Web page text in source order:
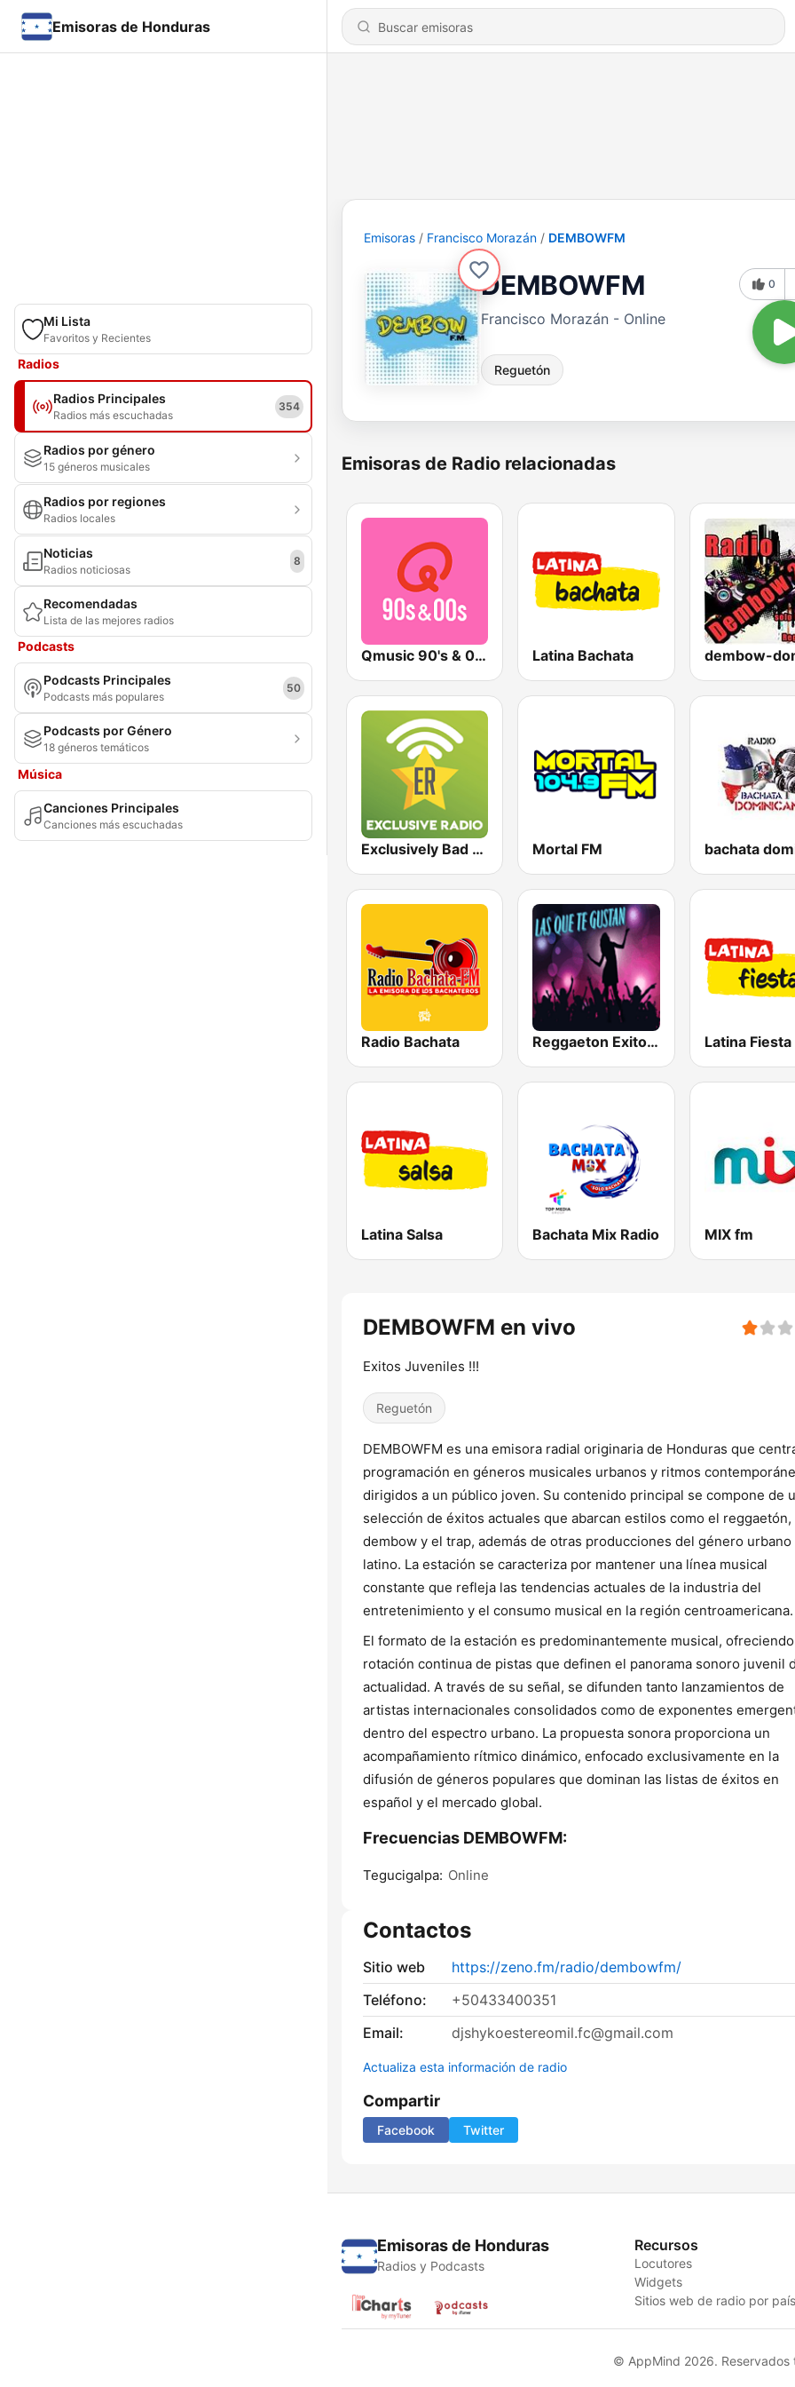
Emisoras de Honduras
Mi Lista
Favoritos y Recientes
Radios
Radios Principales
Radios más escuchadas
354
Radios por género
15 géneros musicales
Radios por regiones
Radios locales
Noticias
Radios noticiosas
8
Recomendadas
Lista de las mejores radios
Podcasts
Podcasts Principales
Podcasts más populares
50
Podcasts por Género
18 géneros temáticos
Música
Canciones Principales
Canciones más escuchadas
Emisoras Francisco Morazán DEMBOWFM
DEMBOWFM
Francisco Morazán - Online
Reguetón
0
Emisoras de Radio relacionadas
Qmusic 90's & 00's Latina Bachata
Exclusively Bad Bunny Mortal FM
Radio Bachata Reggaeton Exitos de Hoy Latina Fiesta
Latina Salsa Bachata Mix Radio MIX fm
DEMBOWFM en vivo
Exitos Juveniles !!!
Reguetón
DEMBOWFM es una emisora radial originaria de Honduras que
programación en géneros musicales urbanos y ritmos
dirigidos a un público joven. Su contenido principal se compone de
selección de éxitos actuales que abarcan estilos como el reggaetón,
dembow y el trap, además de otras producciones del género urbano
latino. La estación se caracteriza por mantener una línea musical
constante que refleja las tendencias actuales de la industria del
entretenimiento y el consumo musical en la región centroamericana.
El formato de la estación es predominantemente musical,
rotación continua de pistas que definen el panorama sonoro juvenil
actualidad. A través de su señal, se difunden tanto lanzamientos de
artistas internacionales consolidados como de exponentes
dentro del espectro urbano. La propuesta sonora proporciona un
acompañamiento rítmico dinámico, enfocado exclusivamente en la
difusión de géneros populares que dominan las listas de éxitos en
español y el mercado global.
Frecuencias DEMBOWFM:
Tegucigalpa: Online
Contactos
Sitio web
https://zeno.fm/radio/dembowfm/
Teléfono:
+50433400351
Email:
djshykoestereomil.fc@gmail.com
Actualiza esta información de radio
Compartir
Facebook Twitter
Emisoras de Honduras
Radios y Podcasts
Recursos
Locutores
Widgets
Sitios web de radio por país
© AppMind 2026. Reservados